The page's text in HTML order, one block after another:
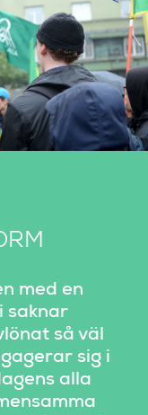
med en
saknar
så väl
sig i
alla